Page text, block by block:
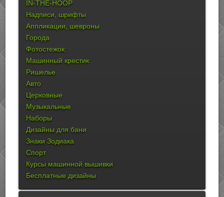
IN-THE-HOOP
Надписи, шрифты
Аппликации, шевроны
Города
Фотостежок
Машинный крестик
Ришелье
Авто
Церковные
Музыкальные
Наборы
Дизайны для бани
Знаки Зодиака
Спорт
Курсы машинной вышивки
Бесплатные дизайны